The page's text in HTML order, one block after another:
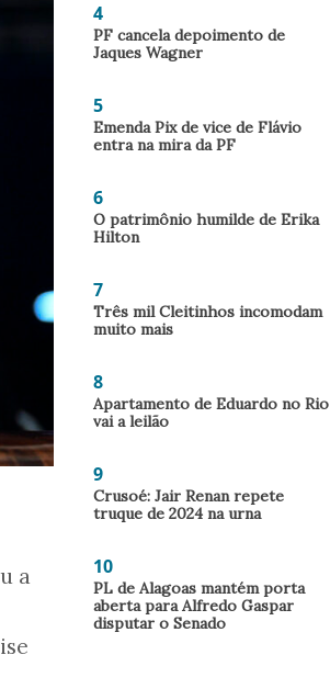
a
4
PF cancela depoimento de
Jaques Wagner
5
Emenda Pix de vice de Flávio
entra na mira da PF
6
O patrimônio humilde de Erika
Hilton
7
Três mil Cleitinhos incomodam
muito mais
8
Apartamento de Eduardo no Rio
vai a leilão
9
Crusoé: Jair Renan repete
truque de 2024 na urna
10
PL de Alagoas mantém porta
aberta para Alfredo Gaspar
disputar o Senado